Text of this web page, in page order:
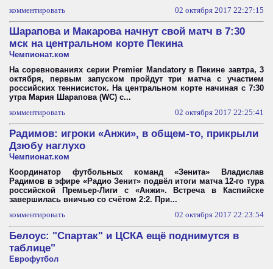
комментировать
02 октября 2017 22:27:15
Шарапова и Макарова начнут свой матч в 7:30
мск на центральном корте Пекина
Чемпионат.ком
На соревнованиях серии Premier Mandatory в Пекине завтра, 3
октября, первым запуском пройдут три матча с участием
российских теннисисток. На центральном корте начиная с 7:30
утра Мария Шарапова (WC) с...
комментировать
02 октября 2017 22:25:41
Радимов: игроки «Анжи», в общем-то, прикрыли
Дзюбу наглухо
Чемпионат.ком
Координатор футбольных команд «Зенита» Владислав
Радимов в эфире «Радио Зенит» подвёл итоги матча 12-го тура
российской Премьер-Лиги с «Анжи». Встреча в Каспийске
завершилась вничью со счётом 2:2. При...
комментировать
02 октября 2017 22:23:54
Белоус: "Спартак" и ЦСКА ещё поднимутся в
таблице"
Еврофутбол